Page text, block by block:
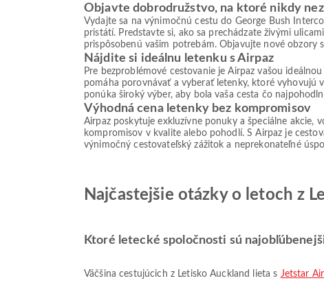
Objavte dobrodružstvo, na ktoré nikdy
Vydajte sa na výnimočnú cestu do George Bush
pristátí. Predstavte si, ako sa prechádzate živými
prispôsobenú vašim potrebám. Objavujte nové
Nájdite si ideálnu letenku s Airpaz
Pre bezproblémové cestovanie je Airpaz vašou
pomáha porovnávať a vyberať letenky, ktoré vyhovujú
ponúka široký výber, aby bola vaša cesta čo
Výhodná cena letenky bez kompromisov
Airpaz poskytuje exkluzívne ponuky a špeciálne akcie,
kompromisov v kvalite alebo pohodlí. S Airpaz je
výnimočný cestovateľský zážitok a neprekonateľné
Najčastejšie otázky o letoch z
Ktoré letecké spoločnosti sú
Väčšina cestujúcich z Letisko Auckland lieta s Jetstar